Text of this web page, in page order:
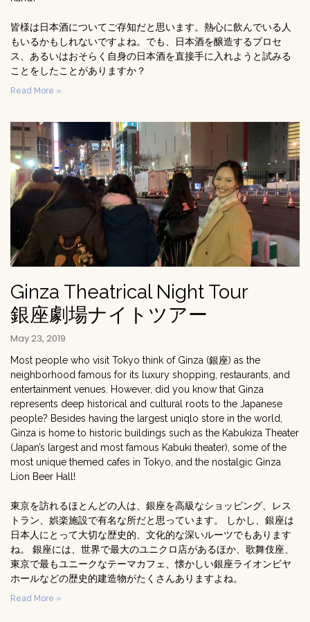
皆様は日本酒についてご存知だと思います。熱心に飲んでいる人
もいるかもしれないですよね。でも、日本酒を醸造するプロセ
ス、あるいはおそらく自身の日本酒を直接手に入れようと試みる
ことをしたことがありますか？
Read More »
Ginza Theatrical Night Tour
銀座劇場ナイトツアー
May 23, 2019
Most people who visit Tokyo think of Ginza (銀座) as the
neighborhood famous for its luxury shopping, restaurants, and
entertainment venues. However, did you know that Ginza
represents deep historical and cultural roots to the Japanese
people? Besides having the largest uniqlo store in the world,
Ginza is home to historic buildings such as the Kabukiza Theater
(Japan’s largest and most famous Kabuki theater), some of the
most unique themed cafes in Tokyo, and the nostalgic Ginza
Lion Beer Hall!
東京を訪れるほとんどの人は、銀座を高級なショッピング、レス
トラン、娯楽施設で有名な所だと思っています。 しかし、銀座は
日本人にとって大切な歴史的、文化的な深いルーツでもあります
ね。 銀座には、世界で最大のユニクロ店があるほか、歌舞伎座、
東京で最もユニークなテーマカフェ、懐かしい銀座ライオンビヤ
ホールなどの歴史的建造物がたくさんありますよね。
Read More »